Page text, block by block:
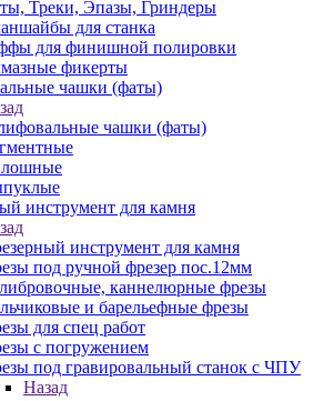
Треки, Эпазы, Гриндеры
для станка
для финишной полировки
фикерты
чашки (фаты)
чашки (фаты)
инструмент для камня
инструмент для камня
под ручной фрезер пос.12мм
каннелюрные фрезы
и барельефные фрезы
для спец работ
с погружением
под гравировальный станок с ЧПУ
Назад